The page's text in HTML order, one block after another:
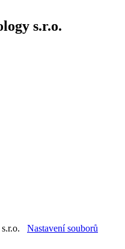
s.r.o.
Nastavení souborů